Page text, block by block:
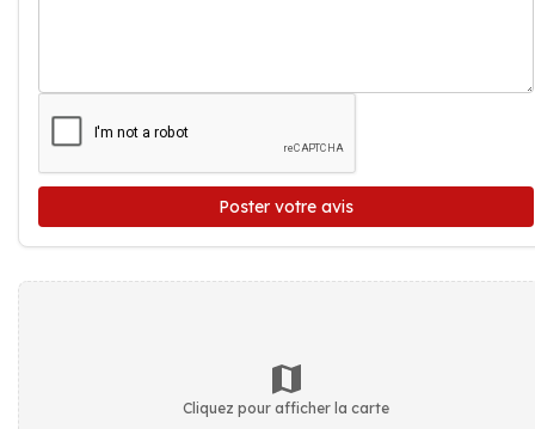
Poster votre avis
Cliquez pour afficher la carte